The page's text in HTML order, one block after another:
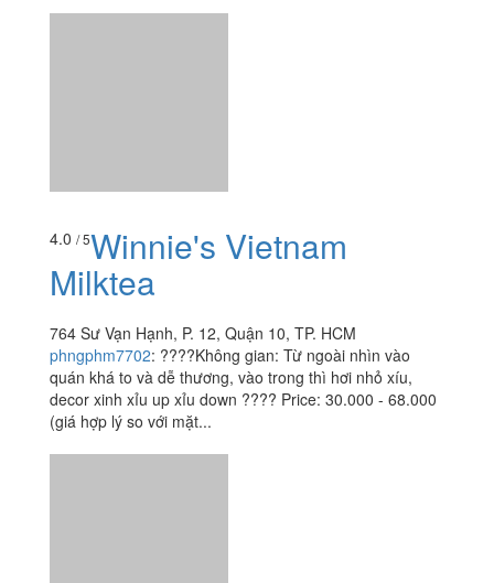
4.0 / 5Winnie's Vietnam
Milktea
764 Sư Vạn Hạnh, P. 12, Quận 10, TP. HCM
phngphm7702: ????Không gian: Từ ngoài nhìn vào
quán khá to và dễ thương, vào trong thì hơi nhỏ xíu,
decor xinh xỉu up xỉu down ???? Price: 30.000 - 68.000
(giá hợp lý so với mặt...